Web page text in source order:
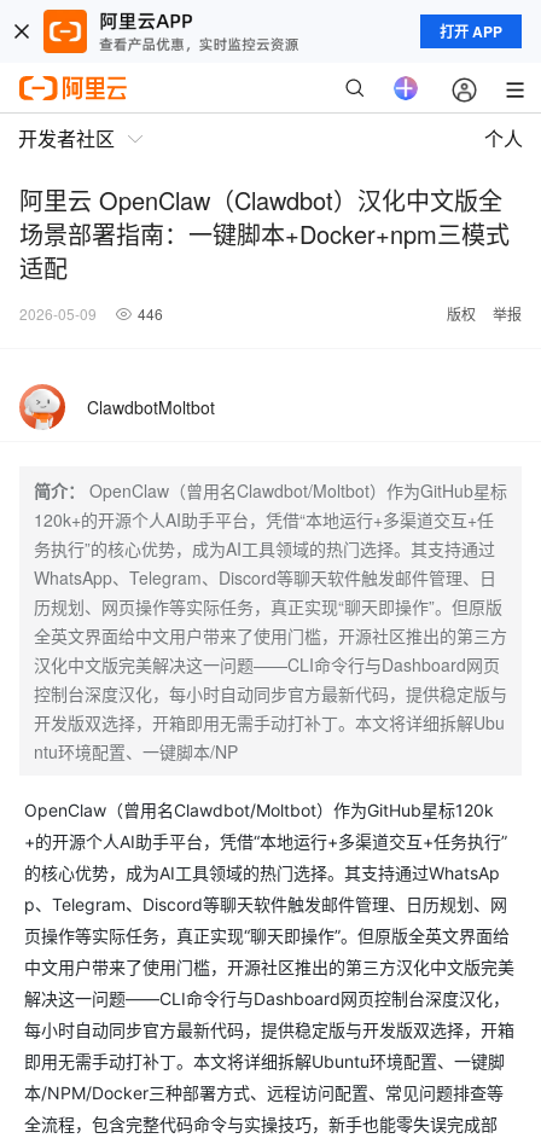
打开 APP
开发者社区 个人
阿里云 OpenClaw（Clawdbot）汉化中文版全
场景部署指南：一键脚本+Docker+npm三模式
适配
2026-05-09 446 版权 举报
ClawdbotMoltbot
简介：
OpenClaw（曾用名Clawdbot/Moltbot）作为GitHub星标
120k+的开源个人AI助手平台，凭借“本地运行+多渠道交互+任
务执行”的核心优势，成为AI工具领域的热门选择。其支持通过
WhatsApp、Telegram、Discord等聊天软件触发邮件管理、日
历规划、网页操作等实际任务，真正实现“聊天即操作”。但原版
全英文界面给中文用户带来了使用门槛，开源社区推出的第三方
汉化中文版完美解决这一问题——CLI命令行与Dashboard网页
控制台深度汉化，每小时自动同步官方最新代码，提供稳定版与
开发版双选择，开箱即用无需手动打补丁。本文将详细拆解Ubu
ntu环境配置、一键脚本/NP
OpenClaw（曾用名Clawdbot/Moltbot）作为GitHub星标120k
+的开源个人AI助手平台，凭借“本地运行+多渠道交互+任务执行”
的核心优势，成为AI工具领域的热门选择。其支持通过WhatsAp
p、Telegram、Discord等聊天软件触发邮件管理、日历规划、网
页操作等实际任务，真正实现“聊天即操作”。但原版全英文界面给
中文用户带来了使用门槛，开源社区推出的第三方汉化中文版完美
解决这一问题——CLI命令行与Dashboard网页控制台深度汉化，
每小时自动同步官方最新代码，提供稳定版与开发版双选择，开箱
即用无需手动打补丁。本文将详细拆解Ubuntu环境配置、一键脚
本/NPM/Docker三种部署方式、远程访问配置、常见问题排查等
全流程，包含完整代码命令与实操技巧，新手也能零失误完成部